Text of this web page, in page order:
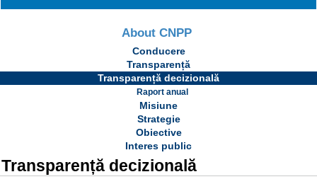
About CNPP
Conducere
Transparență
Transparență decizională
Raport anual
Misiune
Strategie
Obiective
Interes public
Transparență decizională